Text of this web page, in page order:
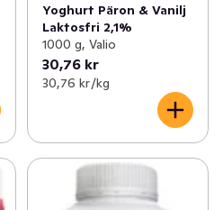
Yoghurt Päron & Vanilj
Laktosfri 2,1%
1000 g, Valio
30,76 kr
30,76 kr /kg